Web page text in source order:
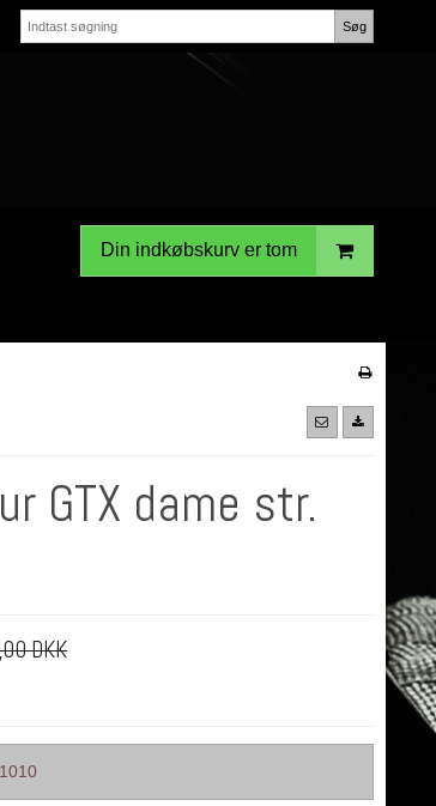
Søg
Din indkøbskurv er tom
GTX dame str.
DKK